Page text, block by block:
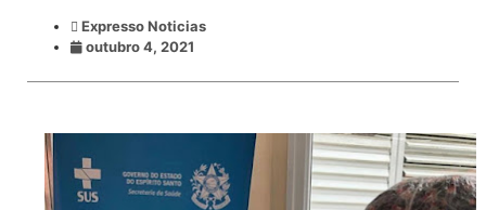
Expresso Noticias
outubro 4, 2021